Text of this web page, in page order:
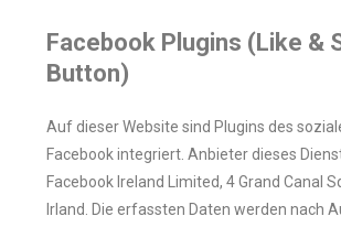
Facebook Plugins (Like &
Button)
Auf dieser Website sind Plugins des
Facebook integriert. Anbieter dieses
Facebook Ireland Limited, 4 Grand Canal
Irland. Die erfassten Daten werden nach